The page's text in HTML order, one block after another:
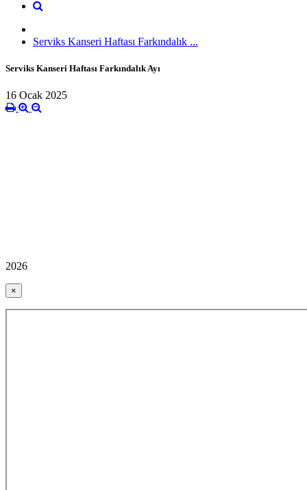
Serviks Kanseri Haftası Farkındalık ...
Serviks Kanseri Haftası Farkındalık Ayı
16 Ocak 2025
2026
×